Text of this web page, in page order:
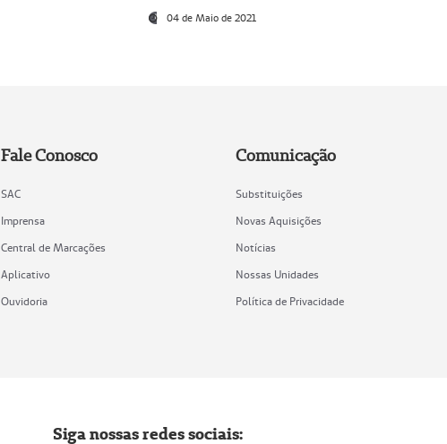
04 de Maio de 2021
Fale Conosco
SAC
Imprensa
Central de Marcações
Aplicativo
Ouvidoria
Comunicação
Substituições
Novas Aquisições
Notícias
Nossas Unidades
Política de Privacidade
Siga nossas redes sociais: